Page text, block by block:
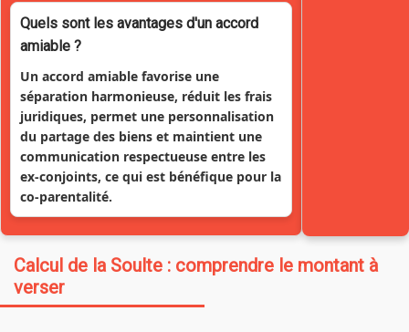
Quels sont les avantages d'un accord
amiable ?
Un accord amiable favorise une
séparation harmonieuse, réduit les frais
juridiques, permet une personnalisation
du partage des biens et maintient une
communication respectueuse entre les
ex-conjoints, ce qui est bénéfique pour la
co-parentalité.
Calcul de la Soulte : comprendre le montant à
verser